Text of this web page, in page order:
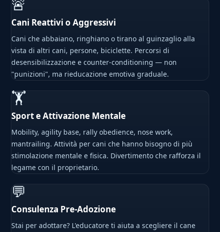
🚨
Cani Reattivi o Aggressivi
Cani che abbaiano, ringhiano o tirano al guinzaglio alla
vista di altri cani, persone, biciclette. Percorsi di
desensibilizzazione e counter-conditioning — non
"punizioni", ma rieducazione emotiva graduale.
🏋
Sport e Attivazione Mentale
Mobility, agility base, rally obedience, nose work,
mantrailing. Attività per cani che hanno bisogno di più
stimolazione mentale e fisica. Divertimento che rafforza il
legame con il proprietario.
💬
Consulenza Pre-Adozione
Stai per adottare? L'educatore ti aiuta a scegliere il cane